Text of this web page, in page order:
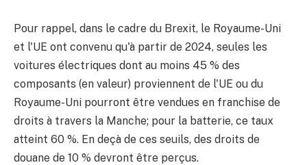
Pour rappel, dans le cadre du Brexit, le Royaume-Uni
et l'UE ont convenu qu'à partir de 2024, seules les
voitures électriques dont au moins 45 % des
composants (en valeur) proviennent de l'UE ou du
Royaume-Uni pourront être vendues en franchise de
droits à travers la Manche; pour la batterie, ce taux
atteint 60 %. En deçà de ces seuils, des droits de
douane de 10 % devront être perçus.